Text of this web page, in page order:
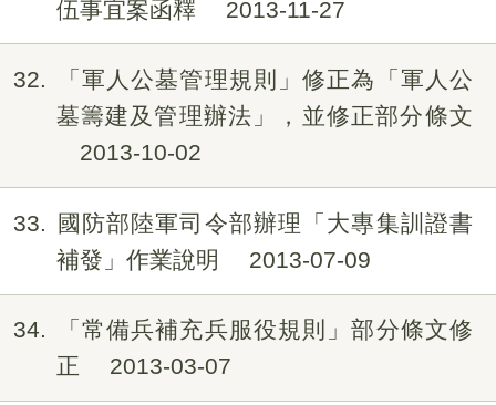
伍事宜案函釋
2013-11-27
32
「軍人公墓管理規則」修正為「軍人公
墓籌建及管理辦法」，並修正部分條文
2013-10-02
33
國防部陸軍司令部辦理「大專集訓證書
補發」作業說明
2013-07-09
34
「常備兵補充兵服役規則」部分條文修
正
2013-03-07